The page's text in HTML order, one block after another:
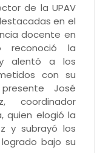
de la UPAV
en el
docente en
reconoció la
alentó a los
con su
José
coordinador
quien elogió la
y subrayó los
bajo su